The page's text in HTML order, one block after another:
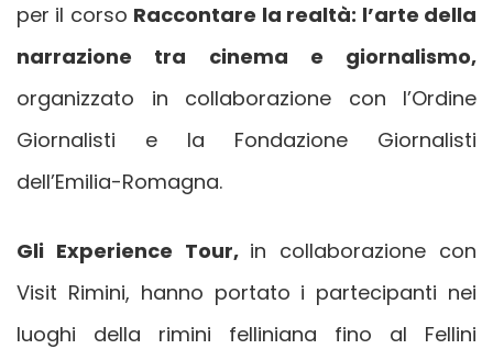
per il corso Raccontare la realtà: l’arte della
narrazione tra cinema e giornalismo,
organizzato in collaborazione con l’Ordine
Giornalisti e la Fondazione Giornalisti
dell’Emilia-Romagna.
Gli Experience Tour, in collaborazione con
Visit Rimini, hanno portato i partecipanti nei
luoghi della rimini felliniana fino al Fellini